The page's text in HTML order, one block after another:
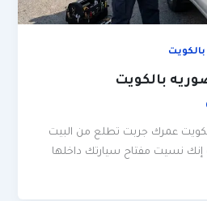
بالكويت
عمرك جربت تطلع من البيت
نسيت مفتاح سيارتك داخلها